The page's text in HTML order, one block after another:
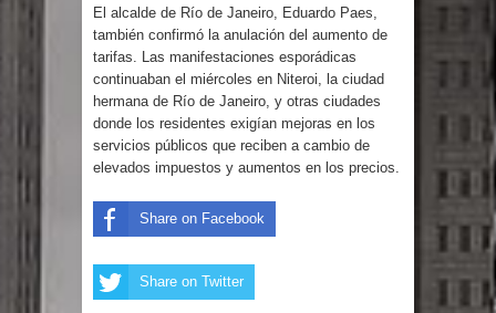
impulsan nuevas metas de
transparencia a través SISMAP
municipal
La Fiscalía de Bolivia ordena la
Calor extremo para este jueves en
El alcalde de Río de Janeiro, Eduardo Paes,
también confirmó la anulación del aumento de
tarifas. Las manifestaciones esporádicas
continuaban el miércoles en Niteroi, la ciudad
hermana de Río de Janeiro, y otras ciudades
donde los residentes exigían mejoras en los
servicios públicos que reciben a cambio de
elevados impuestos y aumentos en los precios.
Share on Facebook
Share on Twitter